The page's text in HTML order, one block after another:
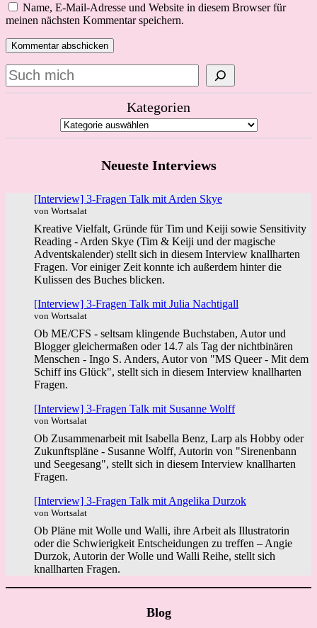
Name, E-Mail-Adresse und Website in diesem Browser für
meinen nächsten Kommentar speichern.
Suchen
Kategorien
Neueste Interviews
[Interview] 3-Fragen Talk mit Arden Skye
von Wortsalat
Kreative Vielfalt, Gründe für Tim und Keiji sowie Sensitivity
Reading - Arden Skye (Tim & Keiji und der magische
Adventskalender) stellt sich in diesem Interview knallharten
Fragen. Vor einiger Zeit konnte ich außerdem hinter die
Kulissen des Buches blicken.
[Interview] 3-Fragen Talk mit Julia Nachtigall
von Wortsalat
Ob ME/CFS - seltsam klingende Buchstaben, Autor und
Blogger gleichermaßen oder 14.7 als Tag der nichtbinären
Menschen - Ingo S. Anders, Autor von "MS Queer - Mit dem
Schiff ins Glück", stellt sich in diesem Interview knallharten
Fragen.
[Interview] 3-Fragen Talk mit Susanne Wolff
von Wortsalat
Ob Zusammenarbeit mit Isabella Benz, Larp als Hobby oder
Zukunftspläne - Susanne Wolff, Autorin von "Sirenenbann
und Seegesang", stellt sich in diesem Interview knallharten
Fragen.
[Interview] 3-Fragen Talk mit Angelika Durzok
von Wortsalat
Ob Pläne mit Wolle und Walli, ihre Arbeit als Illustratorin
oder die Schwierigkeit Entscheidungen zu treffen – Angie
Durzok, Autorin der Wolle und Walli Reihe, stellt sich
knallharten Fragen.
Blog